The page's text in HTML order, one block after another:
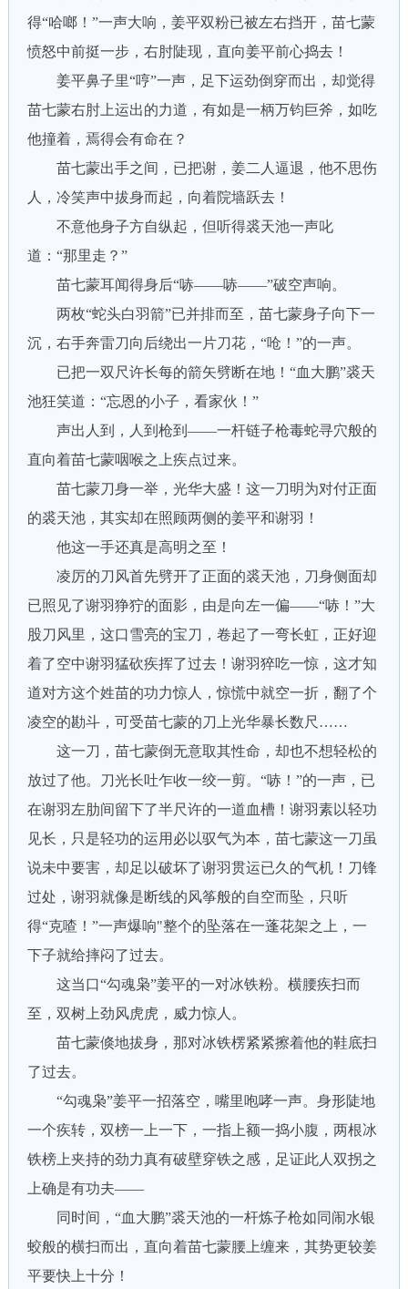
得“哈啷！”一声大响，姜平双粉已被左右挡开，苗七蒙
愤怒中前挺一步，右肘陡现，直向姜平前心捣去！
姜平鼻子里“哼”一声，足下运劲倒穿而出，却觉得
苗七蒙右肘上运出的力道，有如是一柄万钧巨斧，如吃
他撞着，焉得会有命在？
苗七蒙出手之间，已把谢，姜二人逼退，他不思伤
人，冷笑声中拔身而起，向着院墙跃去！
不意他身子方自纵起，但听得裘天池一声叱
道：“那里走？”
苗七蒙耳闻得身后“哧——哧——”破空声响。
两枚“蛇头白羽箭”已并排而至，苗七蒙身子向下一
沉，右手奔雷刀向后绕出一片刀花，“呛！”的一声。
已把一双尺许长每的箭矢劈断在地！“血大鹏”裘天
池狂笑道：“忘恩的小子，看家伙！”
声出人到，人到枪到——一杆链子枪毒蛇寻穴般的
直向着苗七蒙咽喉之上疾点过来。
苗七蒙刀身一举，光华大盛！这一刀明为对付正面
的裘天池，其实却在照顾两侧的姜平和谢羽！
他这一手还真是高明之至！
凌厉的刀风首先劈开了正面的裘天池，刀身侧面却
已照见了谢羽狰狞的面影，由是向左一偏——“哧！”大
股刀风里，这口雪亮的宝刀，卷起了一弯长虹，正好迎
着了空中谢羽猛砍疾挥了过去！谢羽猝吃一惊，这才知
道对方这个姓苗的功力惊人，惊慌中就空一折，翻了个
凌空的勘斗，可受苗七蒙的刀上光华暴长数尺……
这一刀，苗七蒙倒无意取其性命，却也不想轻松的
放过了他。刀光长吐乍收一绞一剪。“哧！”的一声，已
在谢羽左肋间留下了半尺许的一道血槽！谢羽素以轻功
见长，只是轻功的运用必以驭气为本，苗七蒙这一刀虽
说未中要害，却足以破坏了谢羽贯运已久的气机！刀锋
过处，谢羽就像是断线的风筝般的自空而坠，只听
得“克喳！”一声爆响"整个的坠落在一蓬花架之上，一
下子就给摔闷了过去。
这当口“勾魂枭”姜平的一对冰铁粉。横腰疾扫而
至，双树上劲风虎虎，威力惊人。
苗七蒙倏地拔身，那对冰铁楞紧紧擦着他的鞋底扫
了过去。
“勾魂枭”姜平一招落空，嘴里咆哮一声。身形陡地
一个疾转，双榜一上一下，一指上额一捣小腹，两根冰
铁榜上夹持的劲力真有破壁穿铁之感，足证此人双拐之
上确是有功夫——
同时间，“血大鹏”裘天池的一杆炼子枪如同闹水银
蛟般的横扫而出，直向着苗七蒙腰上缠来，其势更较姜
平要快上十分！